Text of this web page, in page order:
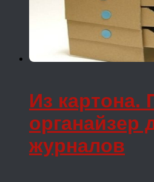
Из картона.
органайзер
журналов